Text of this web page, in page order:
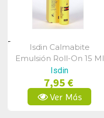
Vista Rápida
Isdin Calmabite
Emulsión Roll-On 15 Ml
Isdin
7,95 €
Ver Más